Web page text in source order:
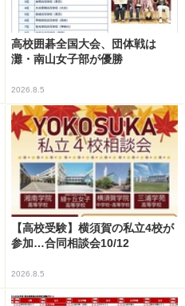
高校囲碁全国大会、団体戦は
灘・南山女子部が優勝
2026.8.5
【高校受験】横須賀の私立4校が
参加…合同相談会10/12
2026.8.5